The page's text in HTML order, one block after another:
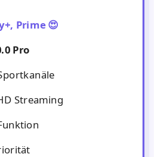
Prime 😍
Pro
Streaming